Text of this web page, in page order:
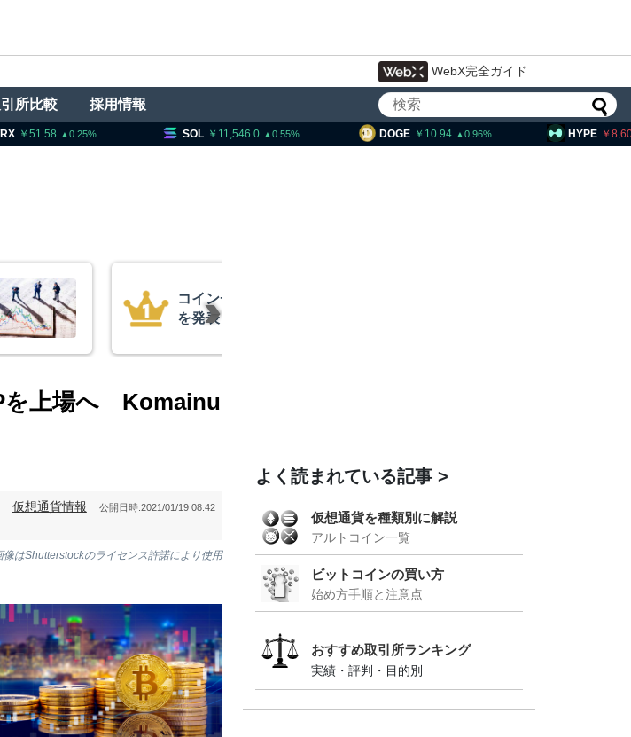
WebX完全ガイド
所比較 採用情報
51.58 0.25 SOL 11,546.0 0.55 DOGE 10.94 0.96 HYPE
コインチェック、1銘柄の上場廃止
を発表
を上場へ Komainu
仮想通貨情報 公開日時:2021/01/19 08:42
像はShutterstockのライセンス許諾により使用
よく読まれている記事
仮想通貨を種類別に解説
アルトコイン一覧
ビットコインの買い方
始め方手順と注意点
おすすめ取引所ランキング
実績・評判・目的別